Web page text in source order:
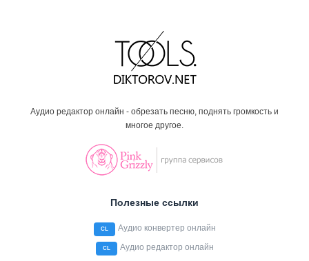
Аудио редактор онлайн - обрезать песню, поднять громкость и
многое другое.
Полезные ссылки
CL Аудио конвертер онлайн
CL Аудио редактор онлайн